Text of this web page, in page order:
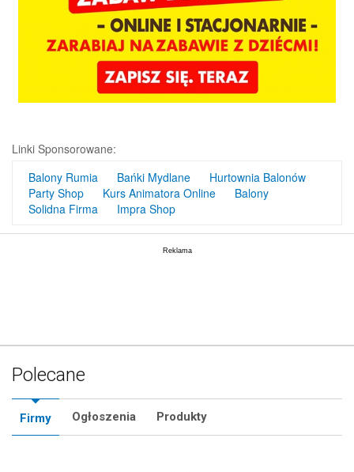
Linki Sponsorowane:
Balony Rumia
Bańki Mydlane
Hurtownia Balonów
Party Shop
Kurs Animatora Online
Balony
Solidna Firma
Impra Shop
Polecane
Firmy Ogłoszenia Produkty